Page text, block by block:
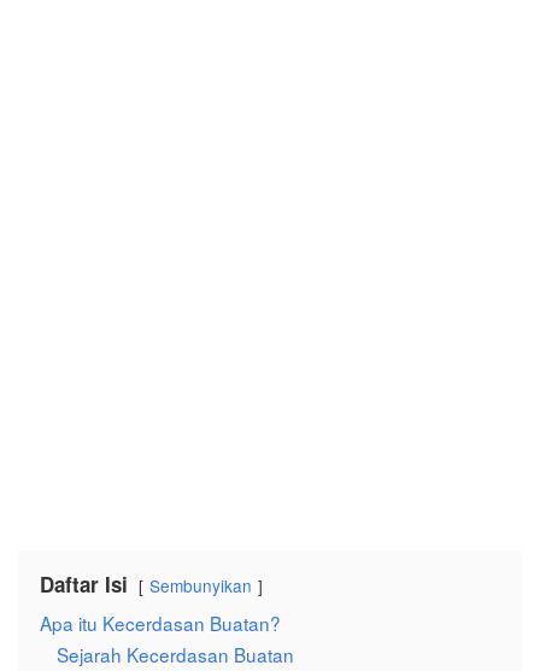
Daftar Isi Sembunyikan
Apa itu Kecerdasan Buatan?
Sejarah Kecerdasan Buatan